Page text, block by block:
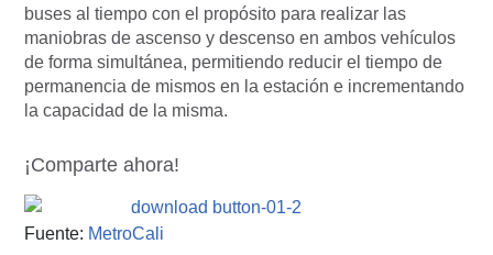
buses al tiempo con el propósito para realizar las
maniobras de ascenso y descenso en ambos vehículos
de forma simultánea, permitiendo reducir el tiempo de
permanencia de mismos en la estación e incrementando
la capacidad de la misma.
¡Comparte ahora!
Fuente: MetroCali